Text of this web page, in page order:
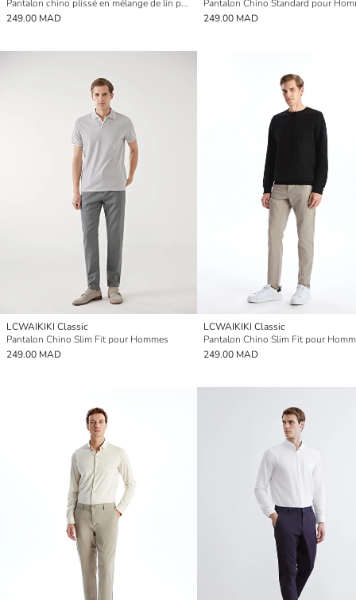
Pantalon chino plissé en mélange de lin pour hommes à coupe régulière
249.00 MAD
Pantalon Chino Standard pour
249.00 MAD
LCWAIKIKI Classic
Pantalon Chino Slim Fit pour Hommes
249.00 MAD
LCWAIKIKI Classic
Pantalon Chino Slim Fit pour
249.00 MAD